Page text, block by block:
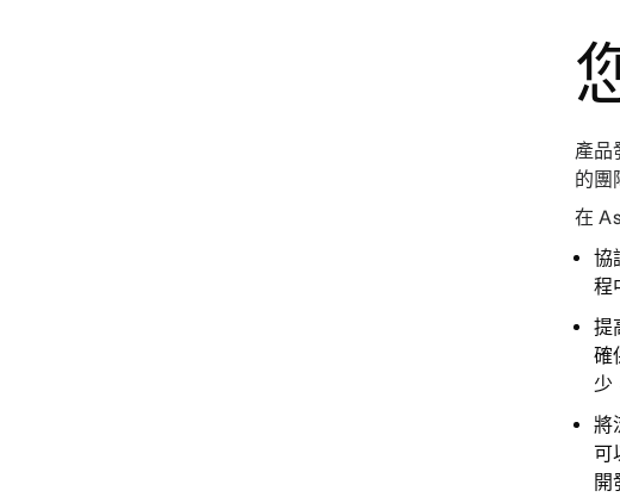
產品
的團
在
協
程
提
確
少
將
可
開